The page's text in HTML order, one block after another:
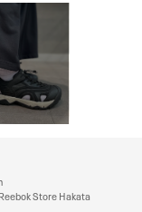
Store Hakata